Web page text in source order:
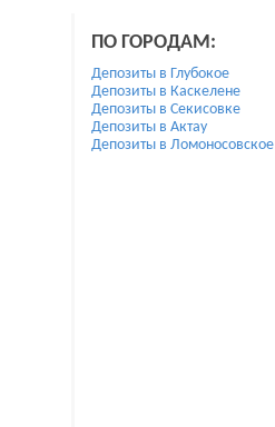
ПО ГОРОДАМ:
Депозиты в Глубокое
Депозиты в Каскелене
Депозиты в Секисовке
Депозиты в Актау
Депозиты в Ломоносовское